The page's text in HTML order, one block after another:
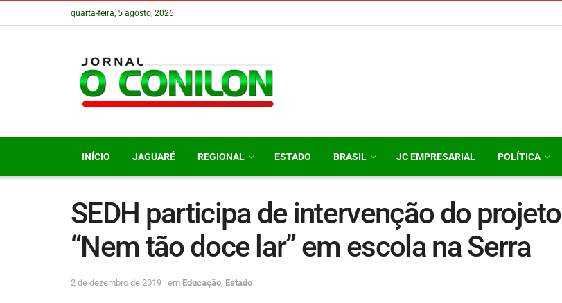
quarta-feira, 5 agosto, 2026
INÍCIO JAGUARÉ REGIONAL ESTADO BRASIL JC EMPRESARIAL POLÍTICA
SEDH participa de intervenção do projeto
“Nem tão doce lar” em escola na Serra
2 de dezembro de 2019 em Educação Estado